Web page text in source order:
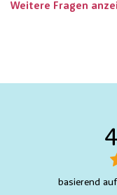
Weitere Fragen
basierend